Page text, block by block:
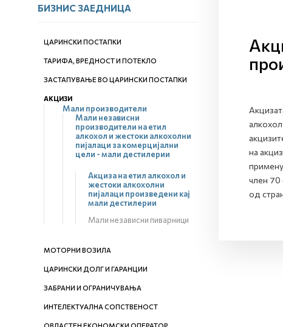
БИЗНИС ЗАЕДНИЦА
ЦАРИНСКИ ПОСТАПКИ
ТАРИФА, ВРЕДНОСТ И ПОТЕКЛО
ЗАСТАПУВАЊЕ ВО ЦАРИНСКИ ПОСТАПКИ
АКЦИЗИ
Мали производители
Мали независни
производители на етил
алкохол и жестоки алкохолни
пијалаци за комерцијални
цели - мали дестилерии
Акциза на етил алкохол и
жестоки алкохолни
пијалаци произведени кај
мали дестилерии
Мали независни пиварници
МОТОРНИ ВОЗИЛА
ЦАРИНСКИ ДОЛГ И ГАРАНЦИИ
ЗАБРАНИ И ОГРАНИЧУВАЊА
ИНТЕЛЕКТУАЛНА СОПСТВЕНОСТ
на
член 70
од